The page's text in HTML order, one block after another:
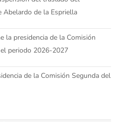
Abelardo de la Espriella
la presidencia de la Comisión
periodo 2026-2027
de la Comisión Segunda del